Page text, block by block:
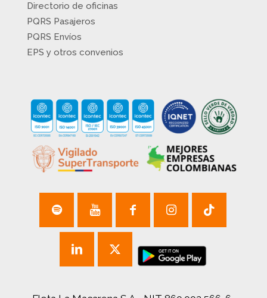
Directorio de oficinas
PQRS Pasajeros
PQRS Envíos
EPS y otros convenios